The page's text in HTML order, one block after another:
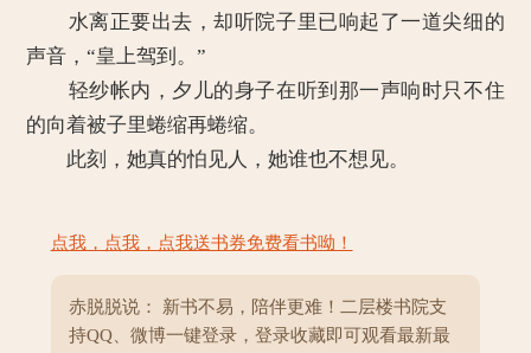
水离正要出去，却听院子里已响起了一道尖细的
声音，“皇上驾到。”
轻纱帐内，夕儿的身子在听到那一声响时只不住
的向着被子里蜷缩再蜷缩。
此刻，她真的怕见人，她谁也不想见。
点我，点我，点我送书券免费看书呦！
赤脱脱说： 新书不易，陪伴更难！二层楼书院支
持QQ、微博一键登录，登录收藏即可观看最新最